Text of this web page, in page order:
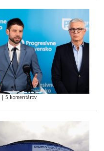
| 5 komentárov